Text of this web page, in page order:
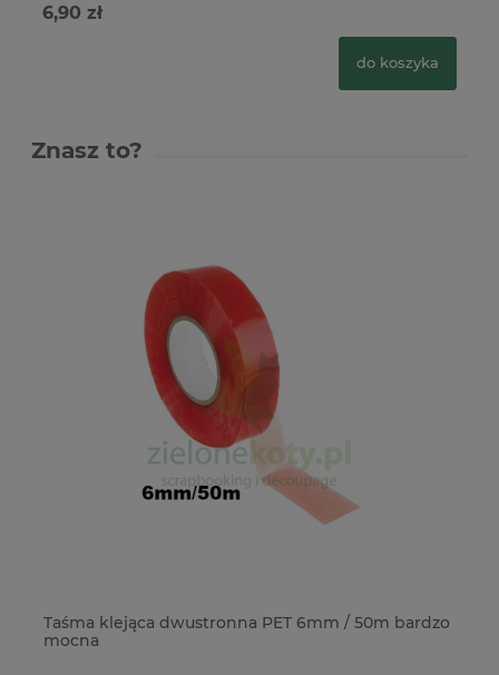
6,90 zł
do koszyka
Znasz to?
Taśma klejąca dwustronna PET 6mm / 50m bardzo
mocna